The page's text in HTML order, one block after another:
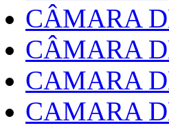
CÂMARA
CÂMARA
CAMARA
CAMARA